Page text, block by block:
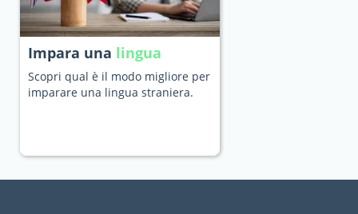
Impara una lingua
Scopri qual è il modo migliore per
imparare una lingua straniera.